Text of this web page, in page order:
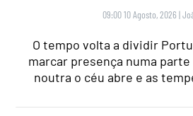
09:00 10 Agosto, 2026 |
O tempo volta a dividir
marcar presença numa
noutra o céu abre e as